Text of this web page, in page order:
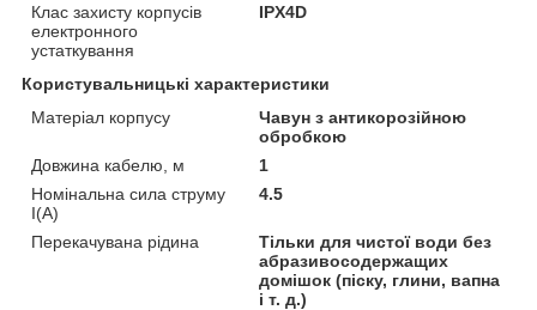
Клас захисту корпусів
електронного
устаткування
IPX4D
Користувальницькі характеристики
Матеріал корпусу
Чавун з антикорозійною
обробкою
Довжина кабелю, м
1
Номінальна сила струму
I(А)
4.5
Перекачувана рідина
Тільки для чистої води без
абразивосодержащих
домішок (піску, глини, вапна
і т. д.)